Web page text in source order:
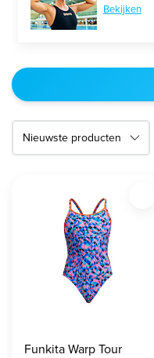
Bekijken
Funkita Warp Tour